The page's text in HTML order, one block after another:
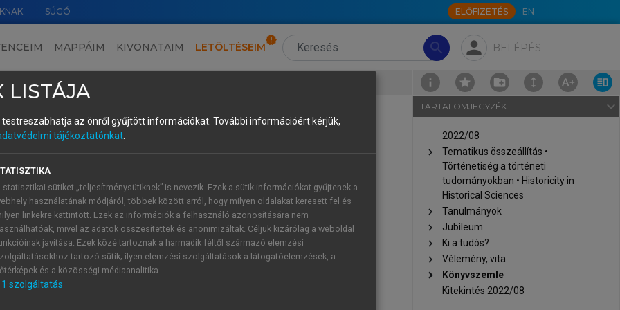
SÚGÓ ELŐFIZETÉS EN
search person BELÉPÉS
MAPPÁIM KIVONATAIM LETÖLTÉSEIM
Júlia gondozásában
írások 1897–1908 • Örök csillagok
katalógus • Hiedelmek történetekbe
ágyazva
Book of Stephen Schafer) • Akit érdemes
TARTALOMJEGYZÉK navigate_next
2022/08
chevron_right
Tematikus összeállítás •
Történetiség a történeti
tudományokban • Historicity in
Historical Sciences
chevron_right Tanulmányok
chevron_right Jubileum
chevron_right Ki a tudós?
chevron_right Vélemény, vita
chevron_right
Könyvszemle
Kitekintés 2022/08
LISTÁJA
testreszabhatja az önről gyűjtött információkat. További információért kérjük,
tájékoztatónkat.
statisztikai sütiket „teljesítménysütiknek” is nevezik. Ezek a sütik információkat gyűjtenek a
használatának módjáról, többek között arról, hogy milyen oldalakat keresett fel és
linkekre kattintott. Ezek az információk a felhasználó azonosítására nem
mivel az adatok összesítettek és anonimizáltak. Céljuk kizárólag a weboldal
javítása. Ezek közé tartoznak a harmadik féltől származó elemzési
tartozó sütik; ilyen elemzési szolgáltatások a látogatóelemzések, a
és a közösségi médiaanalitika.
1 szolgáltatás